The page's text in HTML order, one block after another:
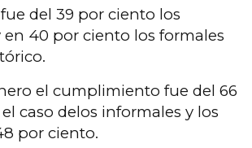
del 39 por ciento los
40 por ciento los formales
el cumplimiento fue del 66
caso delos informales y los
por ciento.